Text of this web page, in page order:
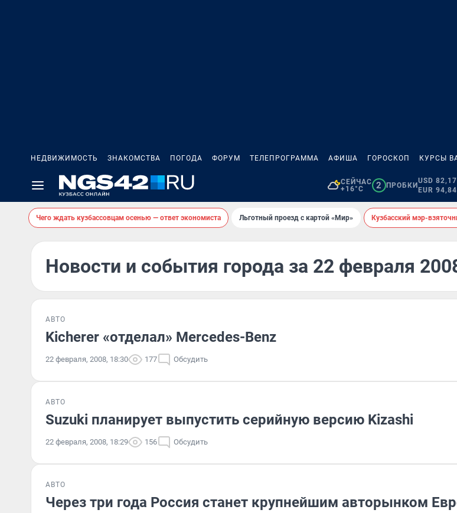
НЕДВИЖИМОСТЬ ЗНАКОМСТВА ПОГОДА ФОРУМ ТЕЛЕПРОГРАММА АФИША ГОРОСКОП КУРСЫ
СЕЙЧАС
+16°C
2 ПРОБКИ
USD 82,17
EUR 94,84
Чего ждать кузбассовцам осенью — ответ экономиста Льготный проезд с картой «Мир» Кузбасский мэр-
Новости и события города за 22 февраля
АВТО
Kicherer «отделал» Mercedes-Benz
22 февраля, 2008, 18:30 177 Обсудить
АВТО
Suzuki планирует выпустить серийную версию Kizashi
22 февраля, 2008, 18:29 156 Обсудить
АВТО
Через три года Россия станет крупнейшим авторынком